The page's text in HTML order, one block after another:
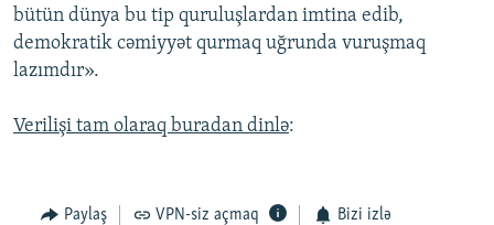
bütün dünya bu tip quruluşlardan imtina edib,
demokratik cəmiyyət qurmaq uğrunda vuruşmaq
lazımdır».
Verilişi tam olaraq buradan dinlə:
Paylaş VPN-siz açmaq Bizi izlə